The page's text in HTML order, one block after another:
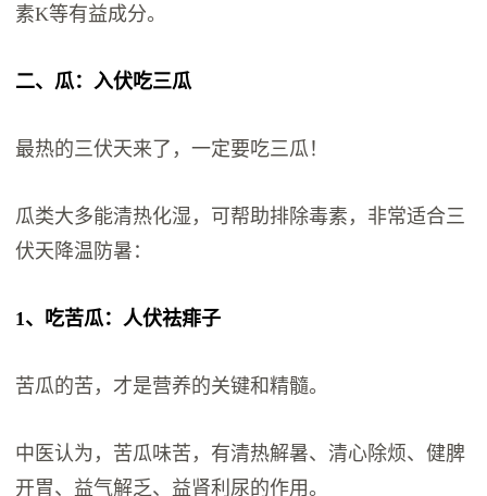
素K等有益成分。
二、瓜：入伏吃三瓜
最热的三伏天来了，一定要吃三瓜！
瓜类大多能清热化湿，可帮助排除毒素，非常适合三
伏天降温防暑：
1、吃苦瓜：人伏祛痱子
苦瓜的苦，才是营养的关键和精髓。
中医认为，苦瓜味苦，有清热解暑、清心除烦、健脾
开胃、益气解乏、益肾利尿的作用。